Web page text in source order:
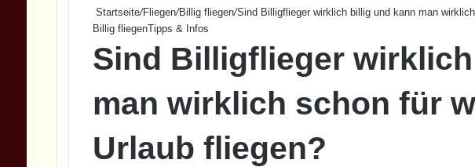
Startseite/Fliegen/Billig fliegen/Sind Billigflieger wirklich billig und kann man
Billig fliegenTipps & Infos
Sind Billigflieger
man wirklich schon für
Urlaub fliegen?